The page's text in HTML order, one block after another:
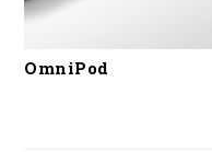
OmniPod